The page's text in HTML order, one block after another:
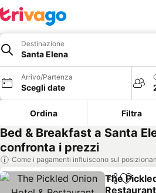
Destinazione
Santa Elena
Arrivo/Partenza
Scegli date
Ordina Filtra
Bed & Breakfast a Santa
confronta i prezzi
Come i pagamenti influiscono sul
Condividi
The
Restaurant